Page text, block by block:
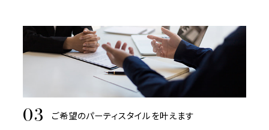
ご希望のパーティスタイルを叶えます